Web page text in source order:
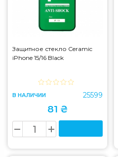
Защитное стекло Ceramic
iPhone 15/16 Black
В НАЛИЧИИ 25599
81 ₴